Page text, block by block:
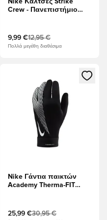
Crew - Πανεπιστήμιο
9,99 €12,95 €
Πολλά μεγέθη διαθέσιμα
ή να εγγραφείτε ως
Ανοίγει ένα Modal για να
Nike Γάντια παικτών
Academy Therma-FIT
25,99 €30,95 €